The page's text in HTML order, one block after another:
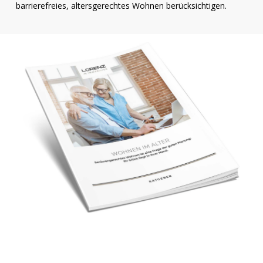
barrierefreies, altersgerechtes Wohnen berücksichtigen.